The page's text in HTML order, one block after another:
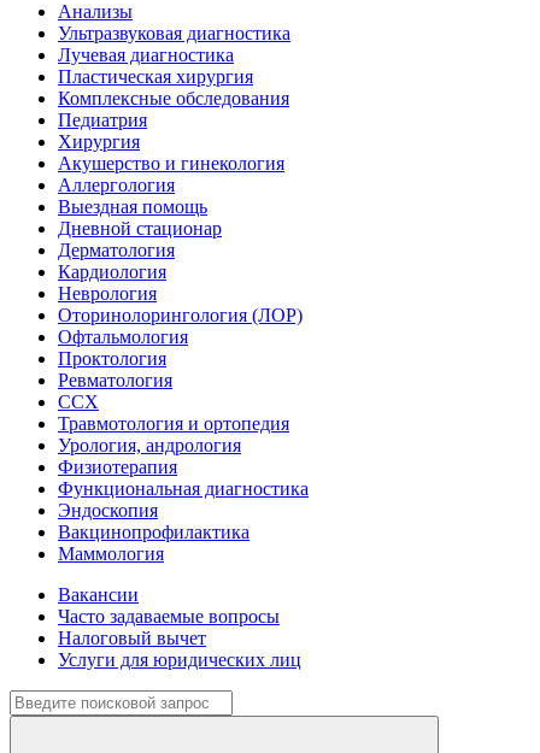
Анализы
Ультразвуковая диагностика
Лучевая диагностика
Пластическая хирургия
Комплексные обследования
Педиатрия
Хирургия
Акушерство и гинекология
Аллергология
Выездная помощь
Дневной стационар
Дерматология
Кардиология
Неврология
Оторинолорингология (ЛОР)
Офтальмология
Проктология
Ревматология
ССХ
Травмотология и ортопедия
Урология, андрология
Физиотерапия
Функциональная диагностика
Эндоскопия
Вакцинопрофилактика
Маммология
Вакансии
Часто задаваемые вопросы
Налоговый вычет
Услуги для юридических лиц